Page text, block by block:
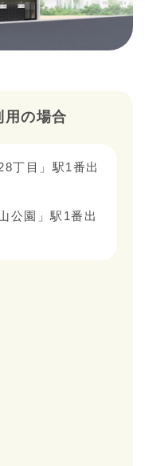
用の場合
丁目」駅1番出
公園」駅1番出